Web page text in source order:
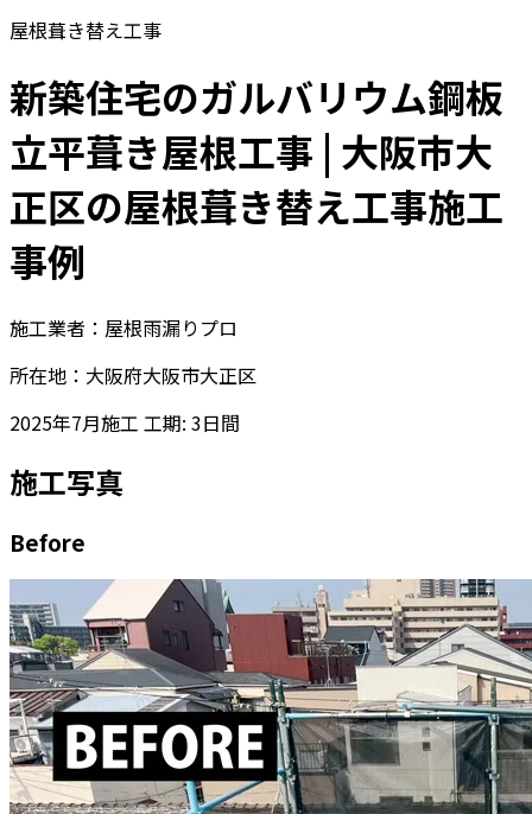
屋根葺き替え工事
新築住宅のガルバリウム鋼板
立平葺き屋根工事 | 大阪市大
正区の屋根葺き替え工事施工
事例
施工業者：屋根雨漏りプロ
所在地：大阪府大阪市大正区
2025年7月施工 工期: 3日間
施工写真
Before